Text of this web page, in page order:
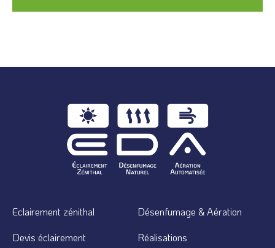
Eclairement zénithal
Désenfumage & Aération
Devis éclairement
Réalisations